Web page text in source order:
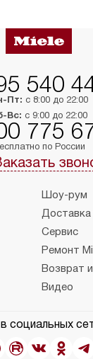
540
Пт: с 8:00 до 22:00
Вс: с 9:00 до 22:00
775
по России
Шоу-рум
Доставка
Сервис
Ремонт
Возврат
Видео
в социальных